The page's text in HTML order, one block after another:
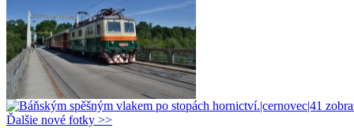
Ďalšie nové fotky >>